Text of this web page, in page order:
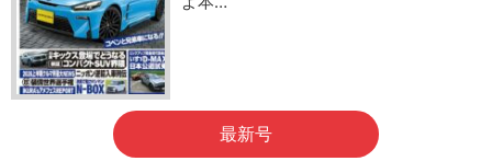
最新号